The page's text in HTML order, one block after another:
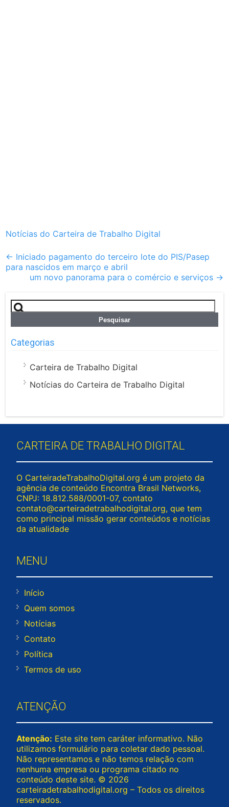
Notícias do Carteira de Trabalho Digital
Post
navigation
← Iniciado pagamento do terceiro lote do PIS/Pasep
para nascidos em março e abril
um novo panorama para o comércio e serviços →
Pesquisar
por:
Categorias
Carteira de Trabalho Digital
Notícias do Carteira de Trabalho Digital
CARTEIRA DE TRABALHO DIGITAL
O CarteiradeTrabalhoDigital.org é um projeto da
agência de conteúdo Encontra Brasil Networks,
CNPJ: 18.812.588/0001-07, contato
contato@carteiradetrabalhodigital.org, que tem
como principal missão gerar conteúdos e notícias
da atualidade
MENU
Início
Quem somos
Notícias
Contato
Política
Termos de uso
ATENÇÃO
Atenção: Este site tem caráter informativo. Não
utilizamos formulário para coletar dado pessoal.
Não representamos e não temos relação com
nenhuma empresa ou programa citado no
conteúdo deste site. © 2026
carteiradetrabalhodigital.org – Todos os direitos
reservados.